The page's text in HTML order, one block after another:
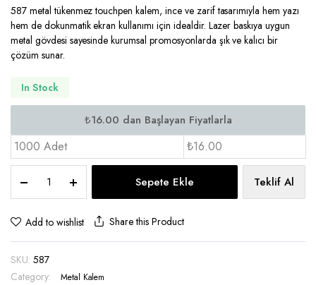
587 metal tükenmez touchpen kalem, ince ve zarif tasarımıyla hem yazı
hem de dokunmatik ekran kullanımı için idealdir. Lazer baskıya uygun
metal gövdesi sayesinde kurumsal promosyonlarda şık ve kalıcı bir
çözüm sunar.
In Stock
1000 Adet ₺16.00
Kalem
Touchpen
-
587
quantity
Sepete Ekle Teklif Al
Add to wishlist Share this Product
SKU: 587
Category:
Metal Kalem